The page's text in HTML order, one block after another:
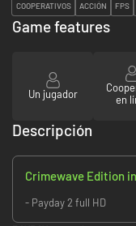
COOPERATIVOS ACCIÓN FPS
Game features
Un jugador
en
Descripción
Crimewave Edition
- Payday 2 full HD